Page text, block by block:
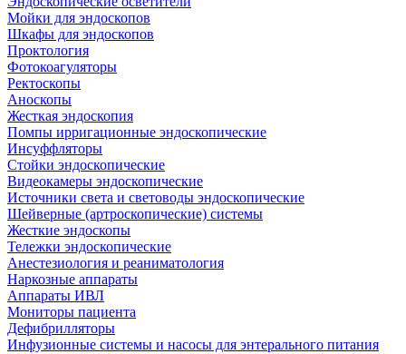
Мойки для эндоскопов
Шкафы для эндоскопов
Проктология
Фотокоагуляторы
Ректоскопы
Аноскопы
Жесткая эндоскопия
Помпы ирригационные эндоскопические
Инсуффляторы
Стойки эндоскопические
Видеокамеры эндоскопические
Источники света и световоды эндоскопические
Шейверные (артроскопические) системы
Жесткие эндоскопы
Тележки эндоскопические
Анестезиология и реаниматология
Наркозные аппараты
Аппараты ИВЛ
Мониторы пациента
Дефибрилляторы
Инфузионные системы и насосы для энтерального питания